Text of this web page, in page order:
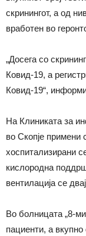
скринингот, а од
вработен во
„Досега со
Ковид-19, а
Ковид-19“,
На Клиниката за
во Скопје примени
хоспитализирани
кислородна
вентилација се
Во болницата „8-
пациенти, а